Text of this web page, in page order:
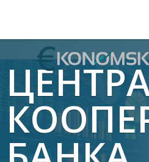
АКТУЕЛНО
ЕКОНОМИЈА
ФИНАНСИИ
БАНКАРСТВО